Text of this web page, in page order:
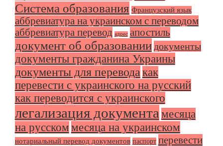
Система образования Французский язык
аббревиатура на украинском с переводом
аббревиатура перевод адрес апостиль
документ об образовании документы
документы гражданина Украины
документы для переводакак
перевести с украинского на русский
как переводится с украинского
легализация документа месяца
на русском месяца на украинском
нотариальный перевод документов паспорт перевести